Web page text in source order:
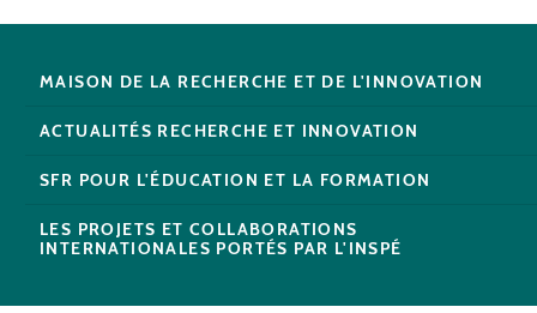
MAISON DE LA RECHERCHE ET DE L'INNOVATION
ACTUALITÉS RECHERCHE ET INNOVATION
SFR POUR L'ÉDUCATION ET LA FORMATION
LES PROJETS ET COLLABORATIONS
INTERNATIONALES PORTÉS PAR L'INSPÉ